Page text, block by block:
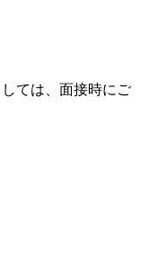
ては、面接時にご